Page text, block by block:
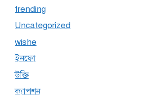
trending
Uncategorized
wishe
ইনফো
উক্তি
ক্যাপশন